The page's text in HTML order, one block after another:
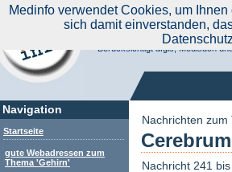
Navigation
Startseite
gute Webadressen zum
Thema 'Gehirn'
Suchen Sie noch oder Finden Sie
Medinfo.de - Meta-Portal für
Berücksichtigt afgis, Medisuch
Nachrichten zum
Cerebrum
Nachricht 241
Medinfo verwendet Cookies, um
sich damit einverstanden,